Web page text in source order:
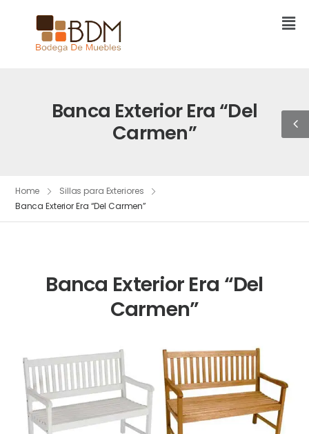
Banca Exterior Era “Del
Carmen”
Home
Sillas para Exteriores
Banca Exterior Era “Del Carmen”
Banca Exterior Era “Del
Carmen”